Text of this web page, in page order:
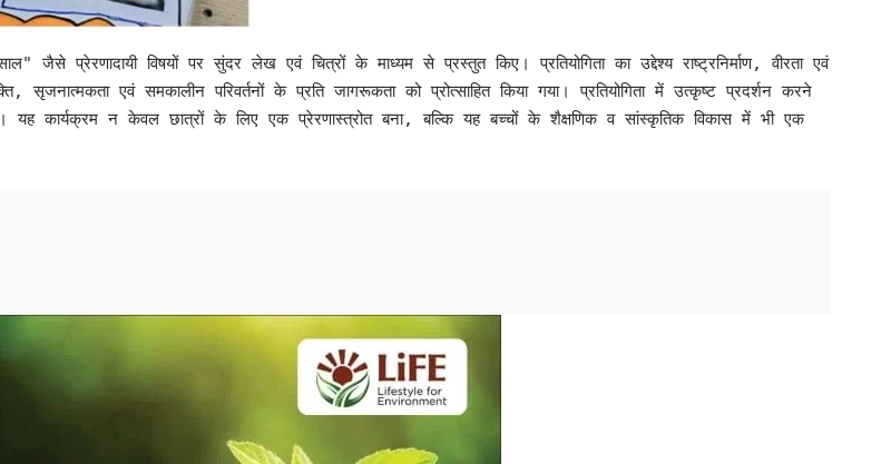
प्रेरणादायी विषयों पर सुंदर लेख एवं चित्रों के माध्यम से प्रस्तुत किए। प्रतियोगिता का उद्देश्य राष्ट्रनिर्माण, वीरता एवं
एवं समकालीन परिवर्तनों के प्रति जागरूकता को प्रोत्साहित किया गया। प्रतियोगिता में उत्कृष्ट प्रदर्शन करने
यह कार्यक्रम न केवल छात्रों के लिए एक प्रेरणास्त्रोत बना, बल्कि यह बच्चों के शैक्षणिक व सांस्कृतिक विकास में भी एक